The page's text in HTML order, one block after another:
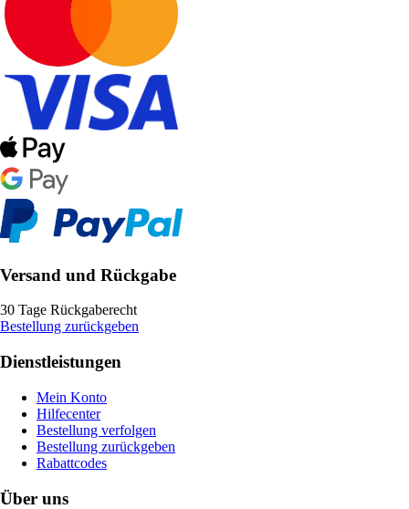
Versand und Rückgabe
30 Tage Rückgaberecht
Bestellung zurückgeben
Dienstleistungen
Mein Konto
Hilfecenter
Bestellung verfolgen
Bestellung zurückgeben
Rabattcodes
Über uns